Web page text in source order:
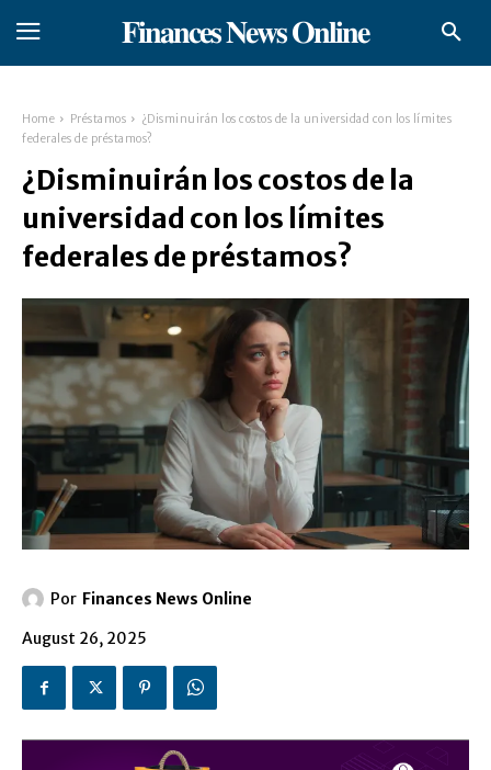
𝐅𝐢𝐧𝐚𝐧𝐜𝐞𝐬 𝐍𝐞𝐰𝐬 𝐎𝐧𝐥𝐢𝐧𝐞
Home Préstamos
¿Disminuirán los costos de la universidad con los límites
federales de préstamos?
¿Disminuirán los costos de la
universidad con los límites
federales de préstamos?
Por Finances News Online
August 26, 2025